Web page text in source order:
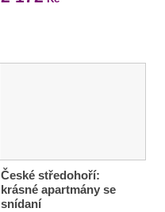
České středohoří:
krásné apartmány se
snídaní